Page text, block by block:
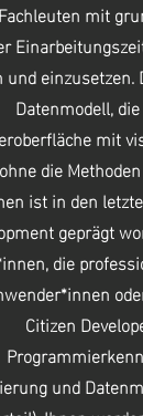
mit
einzusetzen.
Datenmodell,
mit
die
ist in den
geprägt
die
Citizen
und